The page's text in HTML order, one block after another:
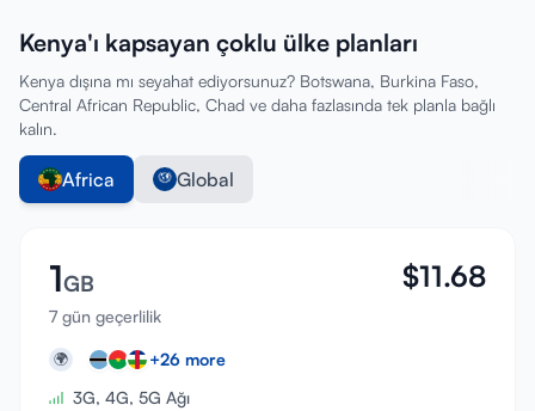
Kenya'ı kapsayan çoklu ülke planları
Kenya dışına mı seyahat ediyorsunuz? Botswana, Burkina Faso,
Central African Republic, Chad ve daha fazlasında tek planla bağlı
kalın.
Africa Global
1GB
7 gün geçerlilik
$11.68
🌍 +26 more
3G, 4G, 5G Ağı